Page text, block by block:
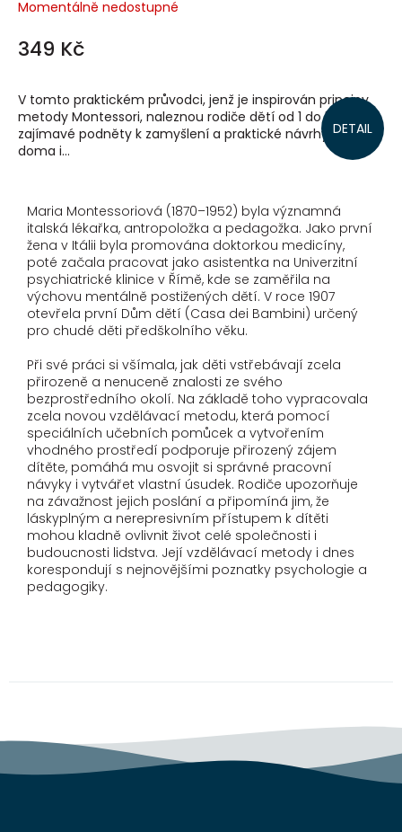
Momentálně nedostupné
349 Kč
DETAIL
V tomto praktickém průvodci, jenž je inspirován principy
metody Montessori, naleznou rodiče dětí od 1 do 5 let
zajímavé podněty k zamyšlení a praktické návrhy aktivit
doma i...
Maria Montessoriová (1870–1952) byla významná
italská lékařka, antropoložka a pedagožka. Jako první
žena v Itálii byla promována doktorkou medicíny,
poté začala pracovat jako asistentka na Univerzitní
psychiatrické klinice v Římě, kde se zaměřila na
výchovu mentálně postižených dětí. V roce 1907
otevřela první Dům dětí (Casa dei Bambini) určený
pro chudé děti předškolního věku.
Při své práci si všímala, jak děti vstřebávají zcela
přirozeně a nenuceně znalosti ze svého
bezprostředního okolí. Na základě toho vypracovala
zcela novou vzdělávací metodu, která pomocí
speciálních učebních pomůcek a vytvořením
vhodného prostředí podporuje přirozený zájem
dítěte, pomáhá mu osvojit si správné pracovní
návyky i vytvářet vlastní úsudek. Rodiče upozorňuje
na závažnost jejich poslání a připomíná jim, že
láskyplným a nerepresivním přístupem k dítěti
mohou kladně ovlivnit život celé společnosti i
budoucnosti lidstva. Její vzdělávací metody i dnes
korespondují s nejnovějšími poznatky psychologie a
pedagogiky.